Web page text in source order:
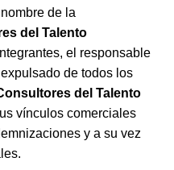
de la
del Talento
el responsable
de todos los
del Talento
vínculos comerciales
y a su vez